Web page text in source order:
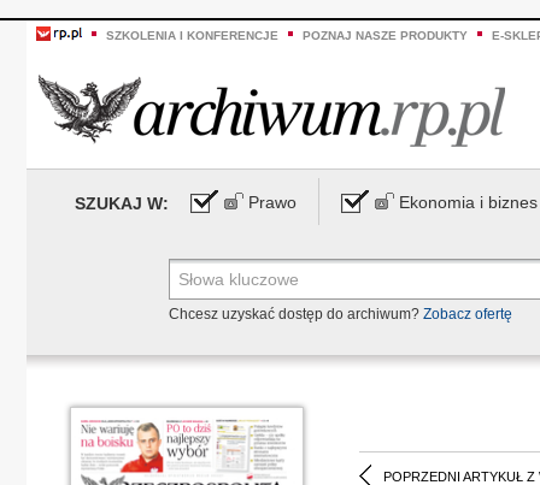
SZKOLENIA I KONFERENCJE POZNAJ NASZE PRODUKTY E-
SZUKAJ W: Prawo Ekonomia i biznes
Chcesz uzyskać dostęp do archiwum? Zobacz ofertę
POPRZEDNI ARTYKUŁ Z